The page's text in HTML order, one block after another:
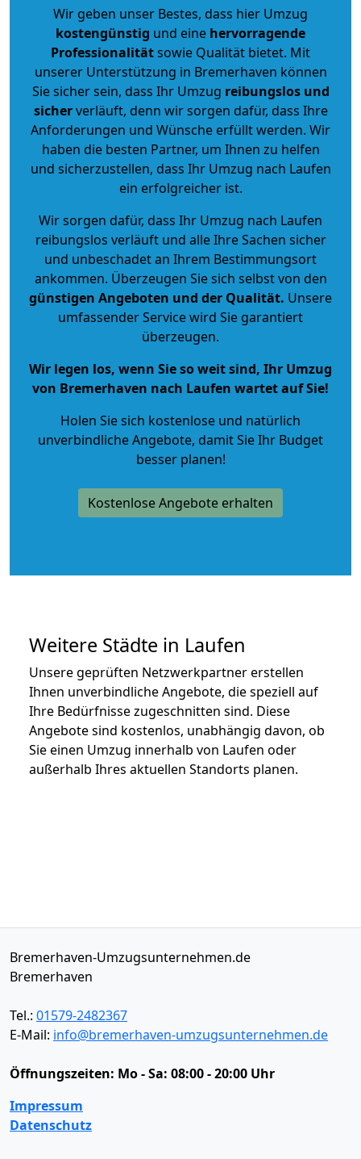
Wir geben unser Bestes, dass hier Umzug
kostengünstig und eine hervorragende
Professionalitätsowie Qualität bietet. Mit
unserer Unterstützung in Bremerhaven können
Sie sicher sein, dass Ihr Umzug reibungslos und
sicherverläuft, denn wir sorgen dafür, dass Ihre
Anforderungen und Wünsche erfüllt werden. Wir
haben die besten Partner, um Ihnen zu helfen
und sicherzustellen, dass Ihr Umzug nach Laufen
ein erfolgreicher ist.
Wir sorgen dafür, dass Ihr Umzug nach Laufen
reibungslos verläuft und alle Ihre Sachen sicher
und unbeschadet an Ihrem Bestimmungsort
ankommen. Überzeugen Sie sich selbst von den
günstigen Angeboten und der Qualität. Unsere
umfassender Service wird Sie garantiert
überzeugen.
Wir legen los, wenn Sie so weit sind, Ihr Umzug
von Bremerhaven nach Laufen wartet auf Sie!
Holen Sie sich kostenlose und natürlich
unverbindliche Angebote, damit Sie Ihr Budget
besser planen!
Kostenlose Angebote erhalten
Weitere Städte in Laufen
Unsere geprüften Netzwerkpartner erstellen
Ihnen unverbindliche Angebote, die speziell auf
Ihre Bedürfnisse zugeschnitten sind. Diese
Angebote sind kostenlos, unabhängig davon, ob
Sie einen Umzug innerhalb von Laufen oder
außerhalb Ihres aktuellen Standorts planen.
Bremerhaven-Umzugsunternehmen.de
Bremerhaven
Tel.: 01579-2482367
E-Mail: info@bremerhaven-umzugsunternehmen.de
Öffnungszeiten: Mo - Sa: 08:00 - 20:00 Uhr
Impressum
Datenschutz